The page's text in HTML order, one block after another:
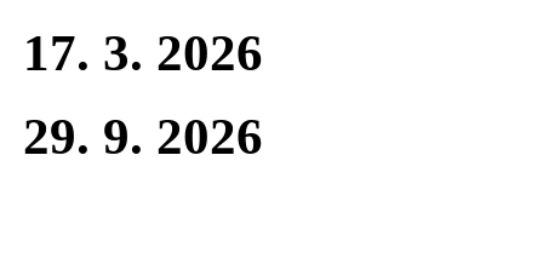
17. 3. 2026
29. 9. 2026